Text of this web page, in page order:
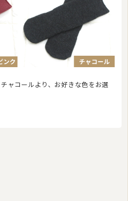
ャコールより、お好きな色をお選